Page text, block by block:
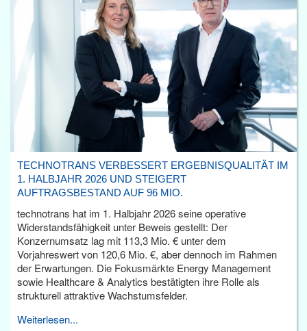
TECHNOTRANS VERBESSERT ERGEBNISQUALITÄT IM
1. HALBJAHR 2026 UND STEIGERT
AUFTRAGSBESTAND AUF 96 MIO.
technotrans hat im 1. Halbjahr 2026 seine operative
Widerstandsfähigkeit unter Beweis gestellt: Der
Konzernumsatz lag mit 113,3 Mio. € unter dem
Vorjahreswert von 120,6 Mio. €, aber dennoch im Rahmen
der Erwartungen. Die Fokusmärkte Energy Management
sowie Healthcare & Analytics bestätigten ihre Rolle als
strukturell attraktive Wachstumsfelder.
Weiterlesen...